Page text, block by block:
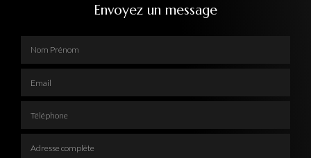
Envoyez un message